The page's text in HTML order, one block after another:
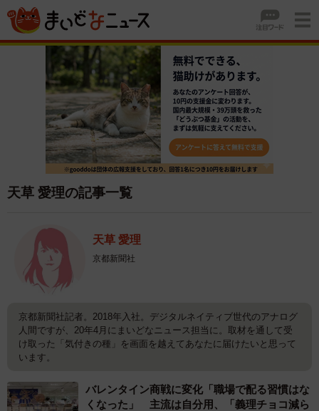
天草 愛理の記事一覧
天草 愛理
京都新聞社
京都新聞社記者。2018年入社。デジタルネイティブ世代のアナログ
人間ですが、20年4月にまいどなニュース担当に。取材を通して受
け取った「気付きの種」を画面を越えてあなたに届けたいと思って
います。
バレンタイン商戦に変化「職場で配る習慣はな
くなった」 主流は自分用、「義理チョコ減ら